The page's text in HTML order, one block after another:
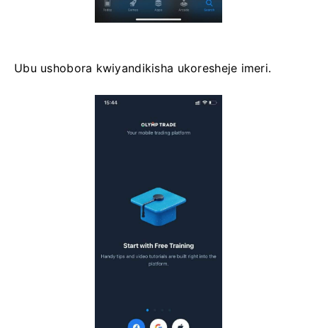
Ubu ushobora kwiyandikisha ukoresheje imeri.